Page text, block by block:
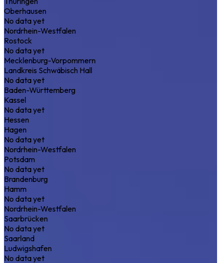
Oberhausen
No data yet
Nordrhein-Westfalen
Rostock
No data yet
Mecklenburg-Vorpommern
Landkreis Schwäbisch Hall
No data yet
Baden-Württemberg
Kassel
No data yet
Hessen
Hagen
No data yet
Nordrhein-Westfalen
Potsdam
No data yet
Brandenburg
Hamm
No data yet
Nordrhein-Westfalen
Saarbrücken
No data yet
Saarland
Ludwigshafen
No data yet